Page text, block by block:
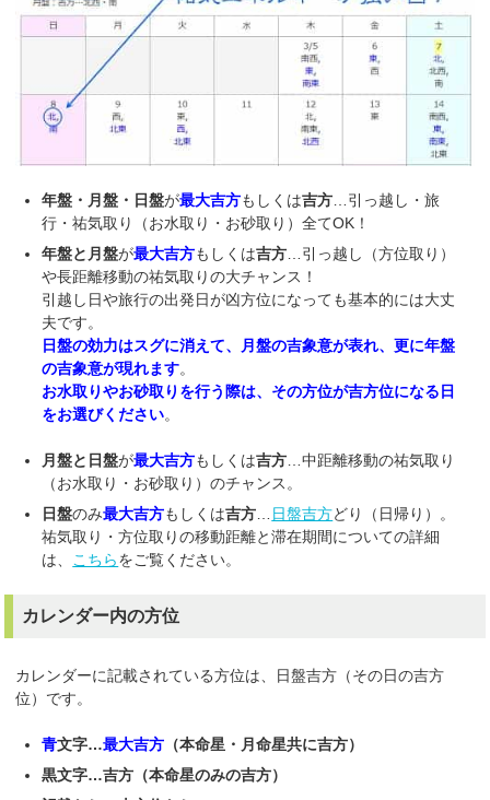
年盤・月盤・日盤が最大吉方もしくは吉方 …引っ越し・旅
行・祐気取り（お水取り・お砂取り）全てOK！
年盤と月盤が最大吉方もしくは吉方 …引っ越し（方位取り）
や長距離移動の祐気取りの大チャンス！
引越し日や旅行の出発日が凶方位になっても基本的には大丈
夫です。
日盤の効力はスグに消えて、月盤の吉象意が表れ、更に年盤
の吉象意が現れます。
お水取りやお砂取りを行う際は、その方位が吉方位になる日
をお選びください。
月盤と日盤が最大吉方もしくは吉方 …中距離移動の祐気取り
（お水取り・お砂取り）のチャンス。
日盤のみ最大吉方もしくは吉方 日盤吉方どり（日帰り）。
祐気取り・方位取りの移動距離と滞在期間についての詳細
は、
こちらをご覧ください。
カレンダー内の方位
カレンダーに記載されている方位は、日盤吉方（その日の吉方
位）です。
青文字…最大吉方 （本命星・月命星共に吉方）
黒文字…吉方（本命星のみの吉方）